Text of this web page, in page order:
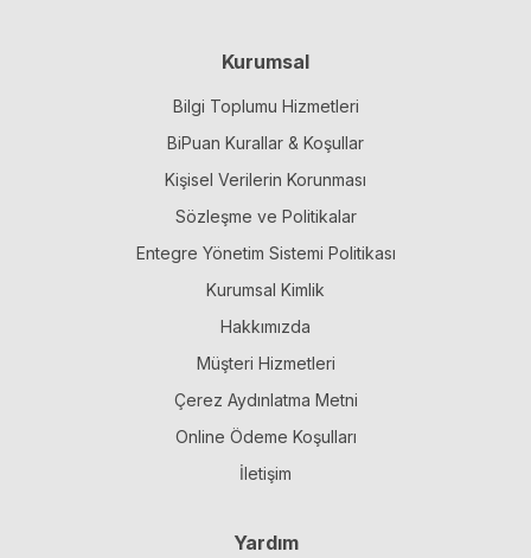
Kurumsal
Bilgi Toplumu Hizmetleri
BiPuan Kurallar & Koşullar
Kişisel Verilerin Korunması
Sözleşme ve Politikalar
Entegre Yönetim Sistemi Politikası
Kurumsal Kimlik
Hakkımızda
Müşteri Hizmetleri
Çerez Aydınlatma Metni
Online Ödeme Koşulları
İletişim
Yardım